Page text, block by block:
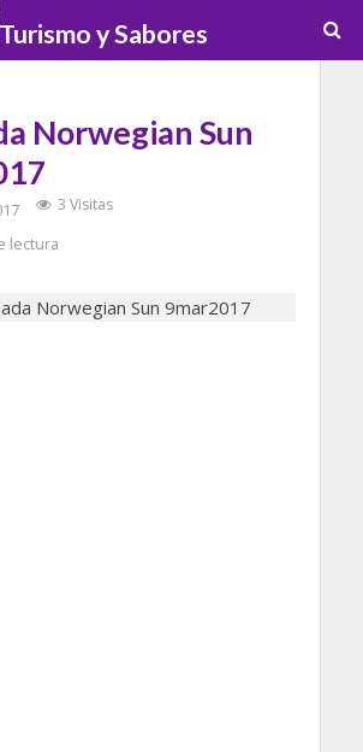
Norwegian Sun
3 Visitas
lectura